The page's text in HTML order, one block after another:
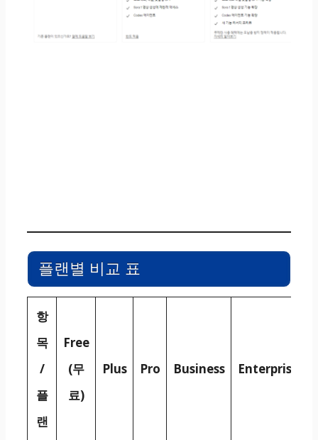
플랜별 비교 표
항
목
/
플
랜
Free
(무
료)
Plus Pro Business Enterprise